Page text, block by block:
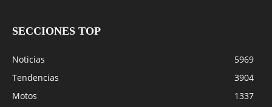
SECCIONES TOP
Noticias
5969
Tendencias
3904
Motos
1337